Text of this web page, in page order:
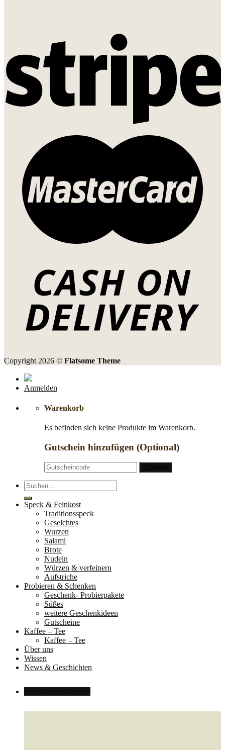
Copyright 2026 © Flatsome Theme
Anmelden
Warenkorb
Es befinden sich keine Produkte im Warenkorb.
Gutschein hinzufügen (Optional)
Suche
nach:
Speck & Feinkost
Traditionsspeck
Geselchtes
Wurzen
Salami
Brote
Nudeln
Würzen & verfeinern
Aufstriche
Probieren & Schenken
Geschenk- Probierpakete
Süßes
weitere Geschenkideen
Gutscheine
Kaffee – Tee
Kaffee – Tee
Über uns
Wissen
News & Geschichten